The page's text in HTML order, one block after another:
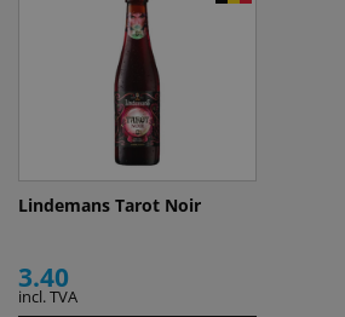
Lindemans Tarot Noir
3.40
incl. TVA